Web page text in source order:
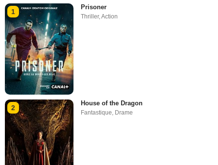
1
Prisoner
Thriller,Action
2
House of the Dragon
Fantastique, Drame